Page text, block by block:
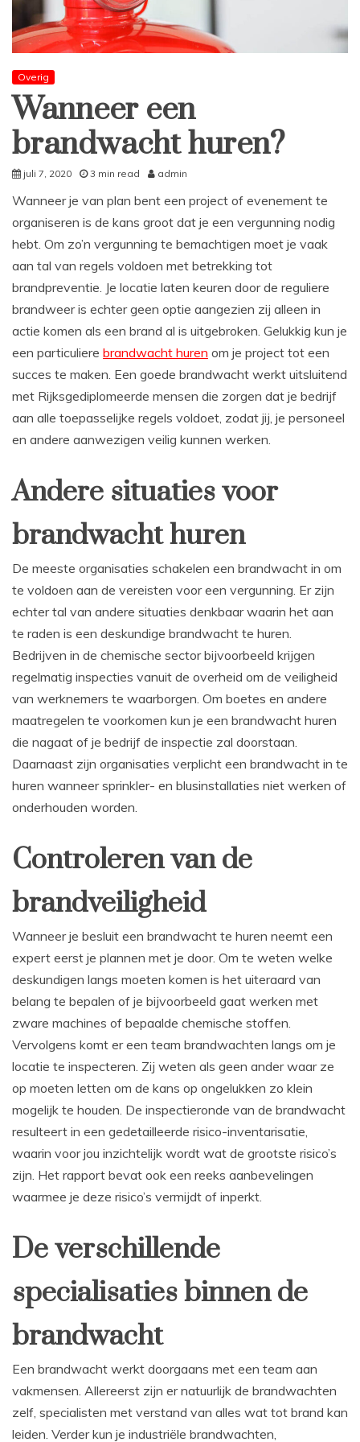
Overig
Wanneer een
brandwacht huren?
juli 7, 2020 3 min read admin
Wanneer je van plan bent een project of evenement te
organiseren is de kans groot dat je een vergunning nodig
hebt. Om zo’n vergunning te bemachtigen moet je vaak
aan tal van regels voldoen met betrekking tot
brandpreventie. Je locatie laten keuren door de reguliere
brandweer is echter geen optie aangezien zij alleen in
actie komen als een brand al is uitgebroken. Gelukkig kun je
een particuliere brandwacht huren om je project tot een
succes te maken. Een goede brandwacht werkt uitsluitend
met Rijksgediplomeerde mensen die zorgen dat je bedrijf
aan alle toepasselijke regels voldoet, zodat jij, je personeel
en andere aanwezigen veilig kunnen werken.
Andere situaties voor
brandwacht huren
De meeste organisaties schakelen een brandwacht in om
te voldoen aan de vereisten voor een vergunning. Er zijn
echter tal van andere situaties denkbaar waarin het aan
te raden is een deskundige brandwacht te huren.
Bedrijven in de chemische sector bijvoorbeeld krijgen
regelmatig inspecties vanuit de overheid om de veiligheid
van werknemers te waarborgen. Om boetes en andere
maatregelen te voorkomen kun je een brandwacht huren
die nagaat of je bedrijf de inspectie zal doorstaan.
Daarnaast zijn organisaties verplicht een brandwacht in te
huren wanneer sprinkler- en blusinstallaties niet werken of
onderhouden worden.
Controleren van de
brandveiligheid
Wanneer je besluit een brandwacht te huren neemt een
expert eerst je plannen met je door. Om te weten welke
deskundigen langs moeten komen is het uiteraard van
belang te bepalen of je bijvoorbeeld gaat werken met
zware machines of bepaalde chemische stoffen.
Vervolgens komt er een team brandwachten langs om je
locatie te inspecteren. Zij weten als geen ander waar ze
op moeten letten om de kans op ongelukken zo klein
mogelijk te houden. De inspectieronde van de brandwacht
resulteert in een gedetailleerde risico-inventarisatie,
waarin voor jou inzichtelijk wordt wat de grootste risico’s
zijn. Het rapport bevat ook een reeks aanbevelingen
waarmee je deze risico’s vermijdt of inperkt.
De verschillende
specialisaties binnen de
brandwacht
Een brandwacht werkt doorgaans met een team aan
vakmensen. Allereerst zijn er natuurlijk de brandwachten
zelf, specialisten met verstand van alles wat tot brand kan
leiden. Verder kun je industriële brandwachten,